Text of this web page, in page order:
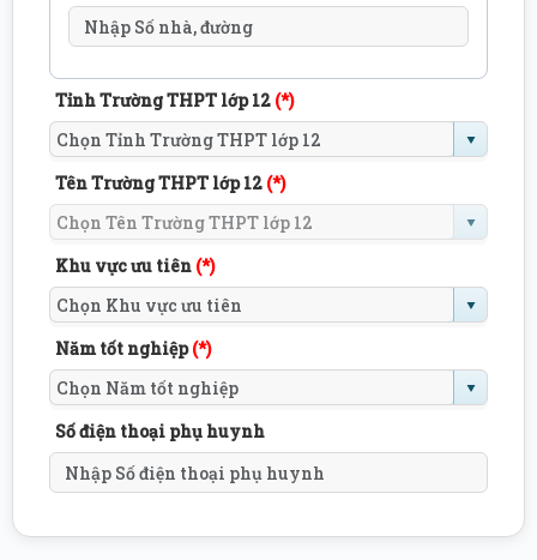
Tỉnh Trường THPT lớp 12 (*)
Tên Trường THPT lớp 12 (*)
Khu vực ưu tiên (*)
Năm tốt nghiệp(*)
Số điện thoại phụ huynh